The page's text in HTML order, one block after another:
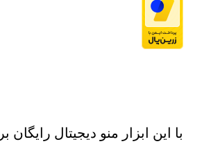
با این ابزار منو دیجیتال رایگان